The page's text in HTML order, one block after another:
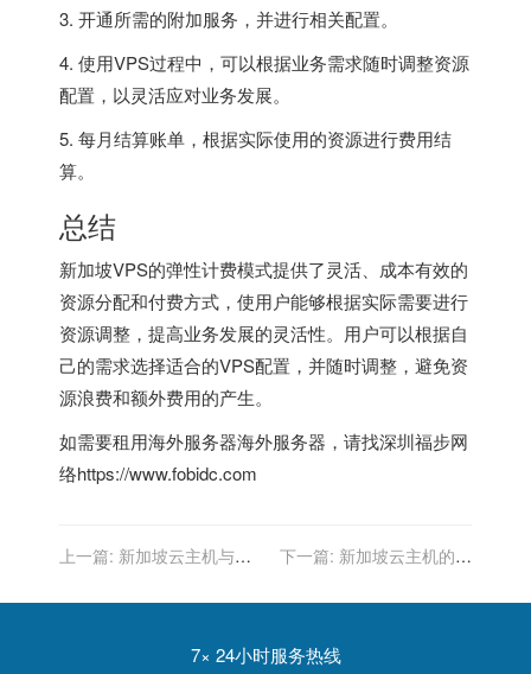
3. 开通所需的附加服务，并进行相关配置。
4. 使用VPS过程中，可以根据业务需求随时调整资源
配置，以灵活应对业务发展。
5. 每月结算账单，根据实际使用的资源进行费用结
算。
总结
新加坡VPS的弹性计费模式提供了灵活、成本有效的
资源分配和付费方式，使用户能够根据实际需要进行
资源调整，提高业务发展的灵活性。用户可以根据自
己的需求选择适合的VPS配置，并随时调整，避免资
源浪费和额外费用的产生。
如需要租用海外服务器海外服务器，请找深圳福步网
络https://www.fobidc.com
上一篇: 新加坡云主机与全
下一篇: 新加坡云主机的使
7× 24小时服务热线